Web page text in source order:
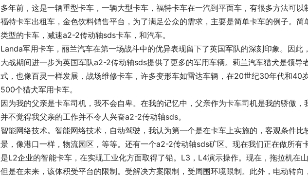
多年前，这是一辆重型卡车，一辆大型卡车，福特卡车在一汽到平面车，有很多方法可以
福特卡车出租车，金色饮料销售平台，为了满足公众的需求，主要是简单卡车的例子。简
类型的卡车，减速a2-2传动轴sds卡车，和汽车。
Landa军用卡车，丽兰汽车在第一场战斗中的优异表现留下了英国军队的深刻印象。因此
大战期间进一步为英国军队a2-2传动轴sds提供了更多的军用车辆。莉兰汽车猎犬是领导
式，也像百灵一样发展，战场维修卡车，许多变形车如雷达车辆，在20世纪30年代和40
500个猎犬军用卡车。
因为我的父亲是卡车司机，我不会自卑。在我的记忆中，父亲作为卡车司机是我的骄傲，
并不觉得我父亲的工作并不令人兴奋a2-2传动轴sds。
智能网络技术。智能网络技术，自动驾驶，我认为第一个是在卡车上实施的，客观条件比
景，像港口一样，物流园区，等等。还有一个a2-2传动轴sds矿区。现在我们正在做所有
是L2企业的智能卡车，在实现工业化方面取得了铅。L3，L4演示操作。现在，拖拉机在
但是在未来，该体积受平台的限制。受解决方案限制，受周围环境限制。此外，电动转向